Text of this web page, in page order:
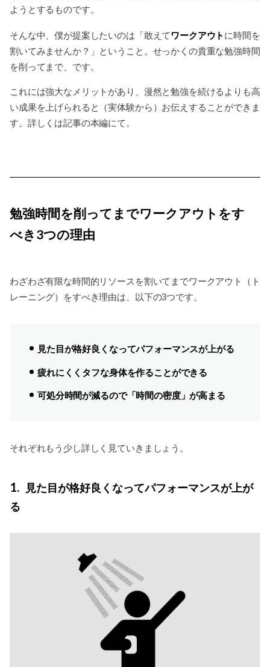
ようとするものです。
そんな中、僕が提案したいのは「敢えて ワークアウト に時間を
割いてみませんか？」ということ。せっかくの貴重な勉強時間
を削ってまで、です。
これには強大なメリットがあり、漫然と勉強を続けるよりも高
い成果を上げられると（実体験から）お伝えすることができま
す。詳しくは記事の本編にて。
勉強時間を削ってまでワークアウトをす
べき3つの理由
わざわざ有限な時間的リソースを割いてまでワークアウト（ト
レーニング）をすべき理由は、以下の3つです。
見た目が格好良くなってパフォーマンスが上がる
疲れにくくタフな身体を作ることができる
可処分時間が減るので「時間の密度」が高まる
それぞれもう少し詳しく見ていきましょう。
1
見た目が格好良くなってパフォーマンスが上が
る